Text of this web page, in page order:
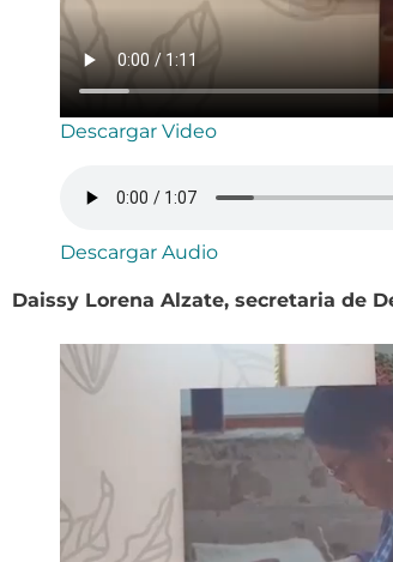
Descargar Video
Descargar Audio
Daissy Lorena Alzate, secretaria de